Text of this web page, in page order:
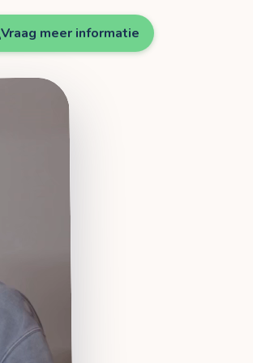
Vraag meer informatie